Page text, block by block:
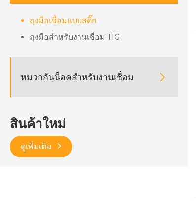
ถุงมือเชื่อมแบบสติ๊ก
ถุงมือสำหรับงานเชื่อม TIG
หมวกกันน็อคสำหรับงานเชื่อม 
สินค้าใหม่
ดูเพิ่มเติม